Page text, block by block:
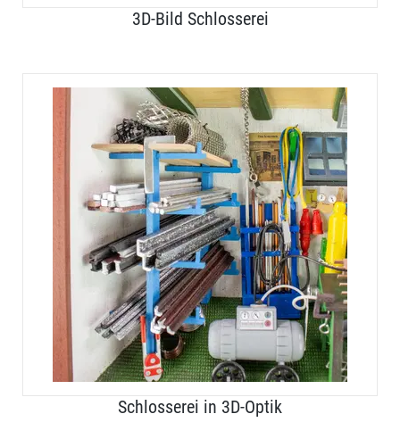
3D-Bild Schlosserei
Schlosserei in 3D-Optik